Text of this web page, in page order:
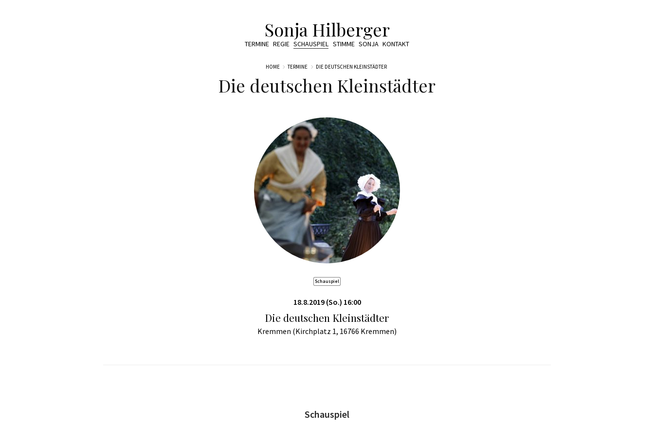
Sonja Hilberger
TERMINE REGIE SCHAUSPIEL STIMME SONJA KONTAKT
HOME TERMINE DIE DEUTSCHEN KLEINSTÄDTER
Die deutschen Kleinstädter
Schauspiel
18.8.2019 (So.) 16:00
Die deutschen Kleinstädter
Kremmen (Kirchplatz 1, 16766 Kremmen)
Schauspiel